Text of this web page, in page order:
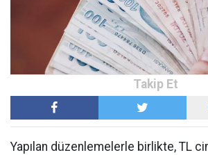
Yapılan düzenlemelerle birlikte, TL